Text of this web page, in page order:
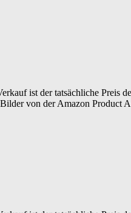
ist der tatsächliche Preis
von der Amazon Product